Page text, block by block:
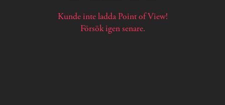
Kunde inte ladda Point of View!
Försök igen senare.